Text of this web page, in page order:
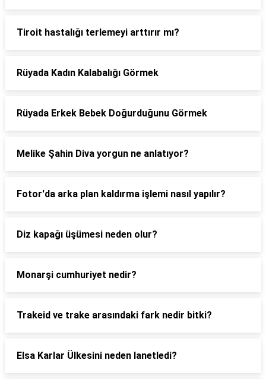
Tiroit hastalığı terlemeyi arttırır mı?
Rüyada Kadın Kalabalığı Görmek
Rüyada Erkek Bebek Doğurduğunu Görmek
Melike Şahin Diva yorgun ne anlatıyor?
Fotor'da arka plan kaldırma işlemi nasıl yapılır?
Diz kapağı üşümesi neden olur?
Monarşi cumhuriyet nedir?
Trakeid ve trake arasındaki fark nedir bitki?
Elsa Karlar Ülkesini neden lanetledi?